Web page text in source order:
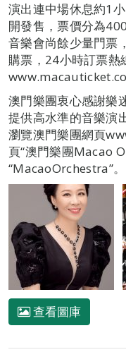
演出連中場休息約1
開發售，票價分為
音樂會尚餘少量門票
購票，24小時訂票
澳門樂團衷心感謝樂
提供高水準的音樂演
瀏覽澳門樂團網頁
頁“澳門樂團Macao
“MacaoOrchestra”。
查看圖庫